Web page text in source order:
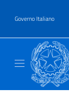
Governo Italiano